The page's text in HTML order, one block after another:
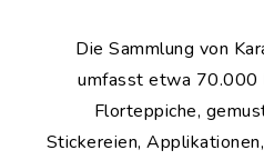
Die Sammlung von
umfasst etwa 70.000
Florteppiche,
Stickereien,